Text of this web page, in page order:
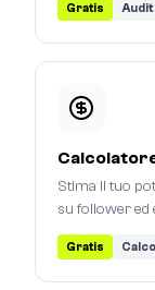
Gratis Audit
Stima il tuo
su follower ed
Gratis